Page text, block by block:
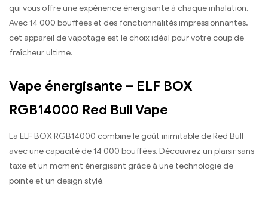
qui vous offre une expérience énergisante à chaque inhalation.
Avec 14 000 bouffées et des fonctionnalités impressionnantes,
cet appareil de vapotage est le choix idéal pour votre coup de
fraîcheur ultime.
Vape énergisante – ELF BOX
RGB14000 Red Bull Vape
La ELF BOX RGB14000 combine le goût inimitable de Red Bull
avec une capacité de 14 000 bouffées. Découvrez un plaisir sans
taxe et un moment énergisant grâce à une technologie de
pointe et un design stylé.